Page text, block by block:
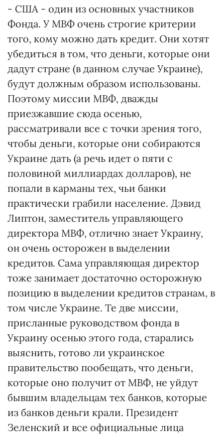
- США - один из основных участников
Фонда. У МВФ очень строгие критерии
того, кому можно дать кредит. Они хотят
убедиться в том, что деньги, которые они
дадут стране (в данном случае Украине),
будут должным образом использованы.
Поэтому миссии МВФ, дважды
приезжавшие сюда осенью,
рассматривали все с точки зрения того,
чтобы деньги, которые они собираются
Украине дать (а речь идет о пяти с
половиной миллиардах долларов), не
попали в карманы тех, чьи банки
практически грабили население. Дэвид
Липтон, заместитель управляющего
директора МВФ, отлично знает Украину,
он очень осторожен в выделении
кредитов. Сама управляющая директор
тоже занимает достаточно осторожную
позицию в выделении кредитов странам, в
том числе Украине. Те две миссии,
присланные руководством фонда в
Украину осенью этого года, старались
выяснить, готово ли украинское
правительство пообещать, что деньги,
которые оно получит от МВФ, не уйдут
бывшим владельцам тех банков, которые
из банков деньги крали. Президент
Зеленский и все официальные лица